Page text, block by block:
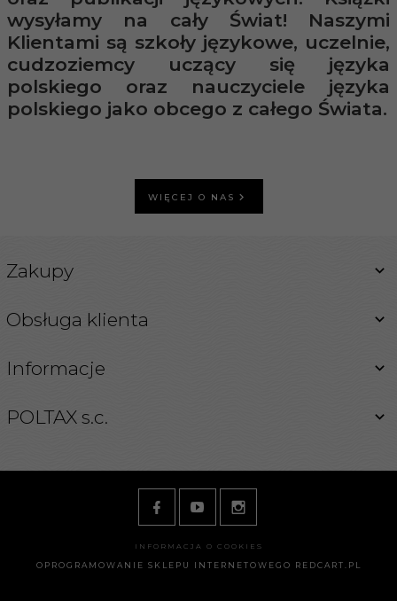
wysyłamy na cały Świat! Naszymi
Klientami są szkoły językowe, uczelnie,
cudzoziemcy uczący się języka
polskiego oraz nauczyciele języka
polskiego jako obcego z całego Świata.
WIĘCEJ O NAS
Zakupy
Obsługa klienta
Informacje
POLTAX s.c.
ksiegarnia@poltax.waw.pl
INFORMACJA O COOKIES
OPROGRAMOWANIE SKLEPU INTERNETOWEGO REDCART.PL